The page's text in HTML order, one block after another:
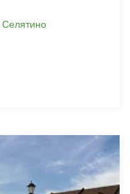
Селятино